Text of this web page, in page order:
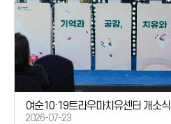
여순10·19트라우마치유센터 개소식
2026-07-23